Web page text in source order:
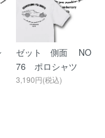
ゼット 側面 NO
76 ポロシャツ
3,190円(税込)